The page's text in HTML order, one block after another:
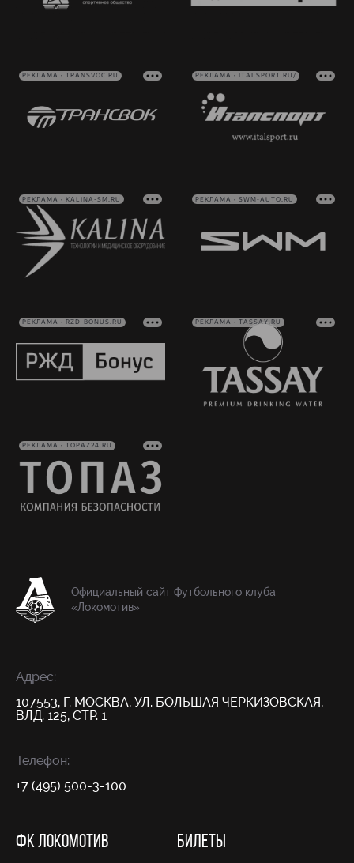
РЕКЛАМА • TRANSVOC.RU РЕКЛАМА • ITALSPORT.RU/
РЕКЛАМА • KALINA-SM.RU РЕКЛАМА • SWM-AUTO.RU
РЕКЛАМА • RZD-BONUS.RU РЕКЛАМА • TASSAY.RU
РЕКЛАМА • TOPAZ24.RU
Официальный сайт Футбольного клуба
«Локомотив»
Адрес:
107553, Г. МОСКВА, УЛ. БОЛЬШАЯ ЧЕРКИЗОВСКАЯ,
ВЛД. 125, СТР. 1
Телефон:
+7 (495) 500-3-100
ФК ЛОКОМОТИВ БИЛЕТЫ